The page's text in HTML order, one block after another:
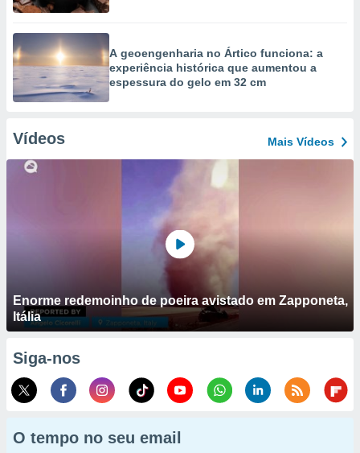
A geoengenharia no Ártico funciona: a
experiência histórica que aumentou a
espessura do gelo em 32 cm
Vídeos Mais Vídeos
Enorme redemoinho de poeira avistado em Zapponeta,
Itália
Siga-nos
O tempo no seu email